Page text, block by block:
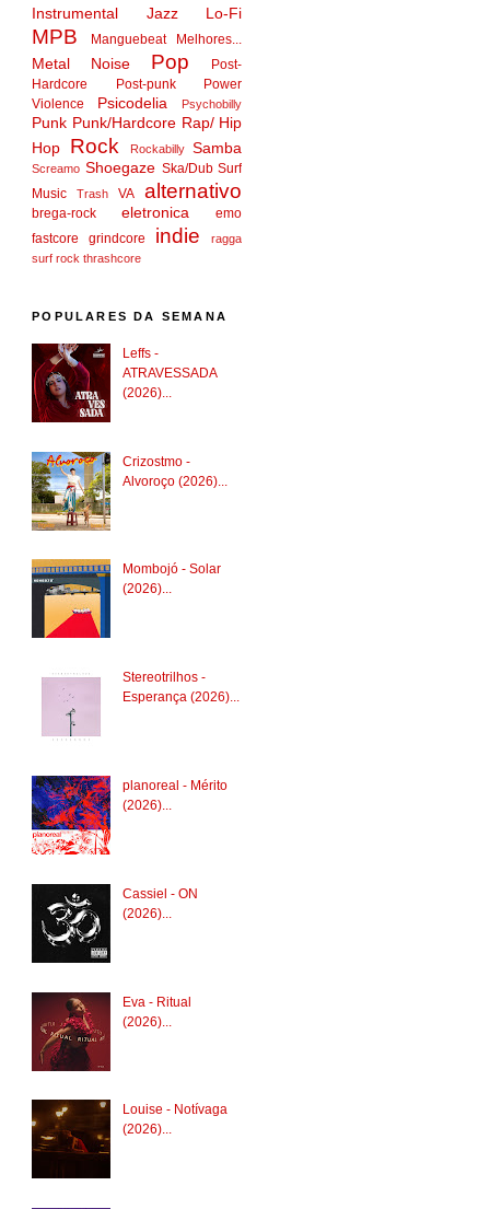
Instrumental Jazz Lo-Fi
MPB Manguebeat Melhores...
Metal Noise Pop
Post-
Hardcore
Post-punk
Power
Violence
Psicodelia Psychobilly
Punk Punk/Hardcore Rap/ Hip
Hop
Rock Rockabilly Samba
Screamo Shoegaze Ska/Dub Surf
Music
Trash VA alternativo
brega-rock eletronica
emo
fastcore
grindcore indie
ragga
surf rock thrashcore
POPULARES DA SEMANA
Leffs -
ATRAVESSADA
(2026)...
Crizostmo -
Alvoroço (2026)...
Mombojó - Solar
(2026)...
Stereotrilhos -
Esperança (2026)...
planoreal - Mérito
(2026)...
Cassiel - ON
(2026)...
Eva - Ritual
(2026)...
Louise - Notívaga
(2026)...